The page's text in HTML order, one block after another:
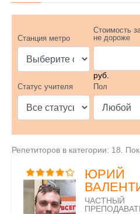
Станция метро
Стоимость
не дороже
руб.
Статус учителя Пол
Репетиторов в категории: 18.
ЮРИЙ
ЧАСТНЫЙ